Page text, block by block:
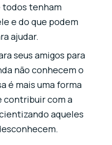
todos tenham
e do que podem
ajudar.
seus amigos para
não conhecem o
é mais uma forma
contribuir com a
aqueles